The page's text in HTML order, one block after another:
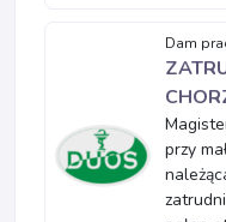
Dam
przy